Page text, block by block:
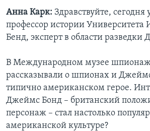
Языки
Анна Карк: Здравствуйте, сегодня
профессор истории Университета
Бенд, эксперт в области
В Международном музее
рассказывали о шпионах и
типично американском герое.
Джеймс Бонд – британский
персонаж – стал настолько
американской культуре?